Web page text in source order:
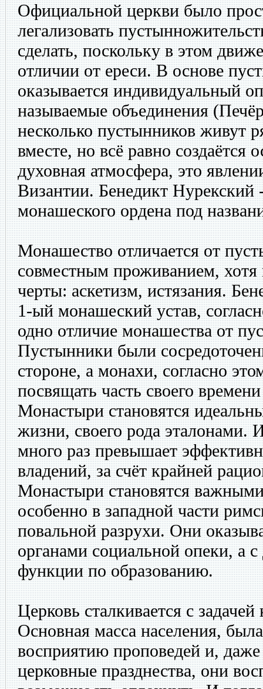
Официальной церкви было
легализовать
сделать, поскольку в этом
отличии от ереси. В основе
оказывается индивидуальный
называемые объединения
несколько пустынников живут
вместе, но всё равно создаётся
духовная атмосфера, это
Византии. Бенедикт Нурекский
монашеского ордена под
Монашество отличается от
совместным проживанием, хотя
черты: аскетизм, истязания.
1-ый монашеский устав,
одно отличие монашества от
Пустынники были
стороне, а монахи, согласно
посвящать часть своего
Монастыри становятся
жизни, своего рода эталонами.
много раз превышает
владений, за счёт крайней
Монастыри становятся
особенно в западной части
повальной разрухи. Они
органами социальной опеки, а с
функции по образованию.
Церковь сталкивается с
Основная масса населения,
восприятию проповедей и, даже
церковные празднества, они